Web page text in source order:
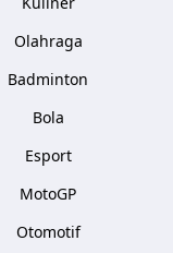
Olahraga
Badminton
Bola
Esport
MotoGP
Otomotif